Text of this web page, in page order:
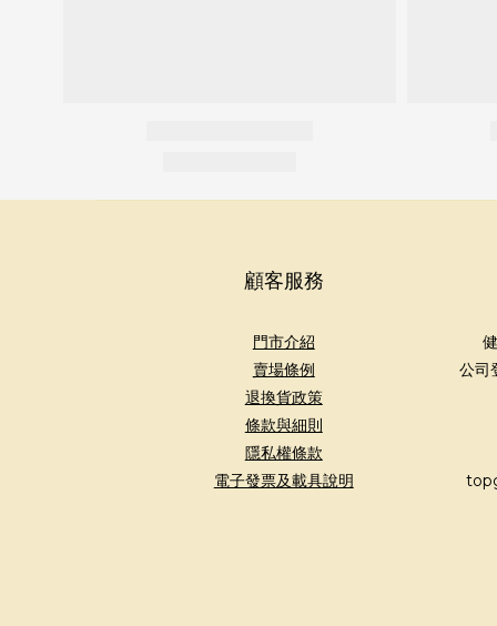
顧客服務
門市介紹
賣場條例
退換貨政策
條款與細則
隱私權條款
電子發票及載具說明
公司